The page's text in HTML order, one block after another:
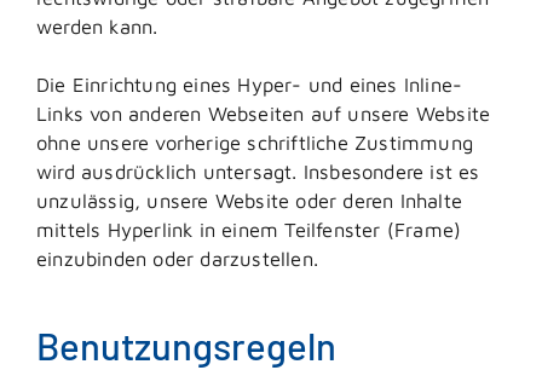
werden kann.
Die Einrichtung eines Hyper- und eines Inline-
Links von anderen Webseiten auf unsere Website
ohne unsere vorherige schriftliche Zustimmung
wird ausdrücklich untersagt. Insbesondere ist es
unzulässig, unsere Website oder deren Inhalte
mittels Hyperlink in einem Teilfenster (Frame)
einzubinden oder darzustellen.
Benutzungsregeln